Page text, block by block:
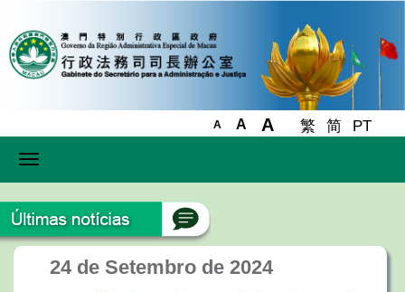
A A A 繁 简 PT
Toggle
navigation
24 de Setembro de 2024